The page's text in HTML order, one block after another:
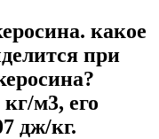
какое
при
м3, его
дж/кг.